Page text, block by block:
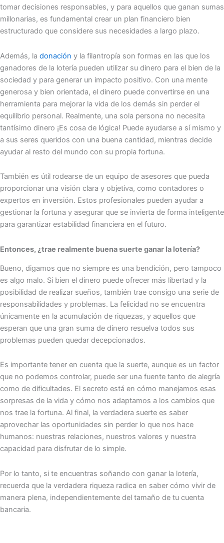
tomar decisiones responsables, y para aquellos que ganan sumas
millonarias, es fundamental crear un plan financiero bien
estructurado que considere sus necesidades a largo plazo.
Además, la donación y la filantropía son formas en las que los
ganadores de la lotería pueden utilizar su dinero para el bien de la
sociedad y para generar un impacto positivo. Con una mente
generosa y bien orientada, el dinero puede convertirse en una
herramienta para mejorar la vida de los demás sin perder el
equilibrio personal. Realmente, una sola persona no necesita
tantísimo dinero ¡Es cosa de lógica! Puede ayudarse a sí mismo y
a sus seres queridos con una buena cantidad, mientras decide
ayudar al resto del mundo con su propia fortuna.
También es útil rodearse de un equipo de asesores que pueda
proporcionar una visión clara y objetiva, como contadores o
expertos en inversión. Estos profesionales pueden ayudar a
gestionar la fortuna y asegurar que se invierta de forma inteligente
para garantizar estabilidad financiera en el futuro.
Entonces, ¿trae realmente buena suerte ganar la lotería?
Bueno, digamos que no siempre es una bendición, pero tampoco
es algo malo. Si bien el dinero puede ofrecer más libertad y la
posibilidad de realizar sueños, también trae consigo una serie de
responsabilidades y problemas. La felicidad no se encuentra
únicamente en la acumulación de riquezas, y aquellos que
esperan que una gran suma de dinero resuelva todos sus
problemas pueden quedar decepcionados.
Es importante tener en cuenta que la suerte, aunque es un factor
que no podemos controlar, puede ser una fuente tanto de alegría
como de dificultades. El secreto está en cómo manejamos esas
sorpresas de la vida y cómo nos adaptamos a los cambios que
nos trae la fortuna. Al final, la verdadera suerte es saber
aprovechar las oportunidades sin perder lo que nos hace
humanos: nuestras relaciones, nuestros valores y nuestra
capacidad para disfrutar de lo simple.
Por lo tanto, si te encuentras soñando con ganar la lotería,
recuerda que la verdadera riqueza radica en saber cómo vivir de
manera plena, independientemente del tamaño de tu cuenta
bancaria.